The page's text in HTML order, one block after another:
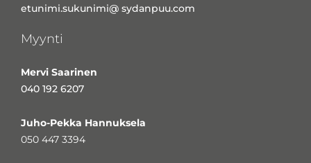
etunimi.sukunimi@ sydanpuu.com
Myynti
Mervi Saarinen
040 192 6207
Juho-Pekka Hannuksela
050 447 3394